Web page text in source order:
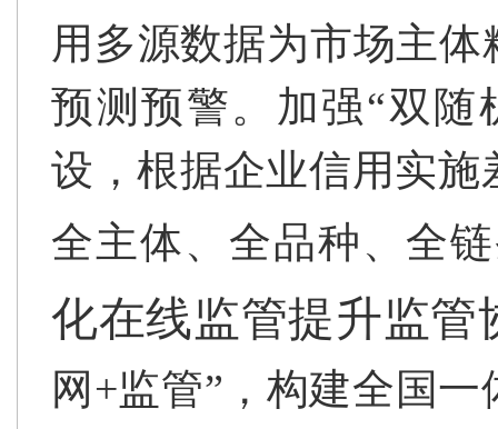
用多源数据为市场主
预测预警。加强“双随
设，根据企业信用实
全主体、全品种、全
化在线监管提升监管
网+监管”，构建全国